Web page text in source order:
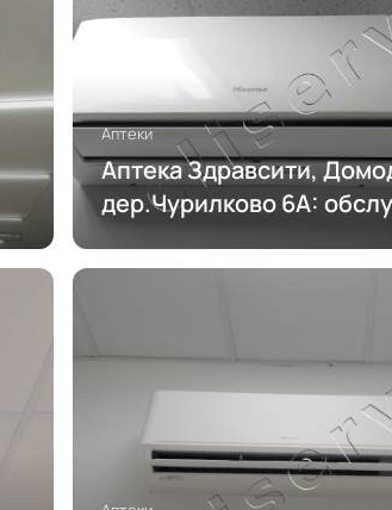
Аптеки
Аптека Здравсити,
дер.Чурилково 6А: